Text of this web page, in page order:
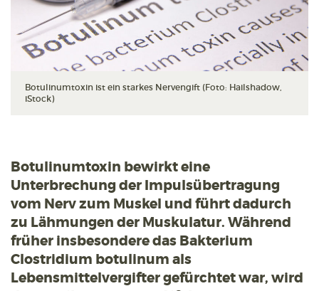
Botulinumtoxin ist ein starkes Nervengift (Foto: Hailshadow,
iStock)
Botulinumtoxin bewirkt eine
Unterbrechung der Impulsübertragung
vom Nerv zum Muskel und führt dadurch
zu Lähmungen der Muskulatur. Während
früher insbesondere das Bakterium
Clostridium botulinum als
Lebensmittelvergifter gefürchtet war, wird